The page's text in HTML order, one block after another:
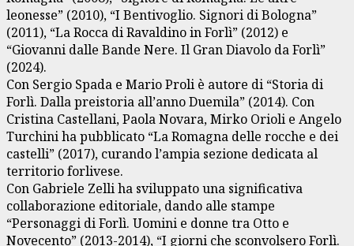
leonesse” (2010), “I Bentivoglio. Signori di Bologna”
(2011), “La Rocca di Ravaldino in Forlì” (2012) e
“Giovanni dalle Bande Nere. Il Gran Diavolo da Forlì”
(2024).
Con Sergio Spada e Mario Proli è autore di “Storia di
Forlì. Dalla preistoria all’anno Duemila” (2014). Con
Cristina Castellani, Paola Novara, Mirko Orioli e Angelo
Turchini ha pubblicato “La Romagna delle rocche e dei
castelli” (2017), curando l’ampia sezione dedicata al
territorio forlivese.
Con Gabriele Zelli ha sviluppato una significativa
collaborazione editoriale, dando alle stampe
“Personaggi di Forlì. Uomini e donne tra Otto e
Novecento” (2013-2014), “I giorni che sconvolsero Forlì.